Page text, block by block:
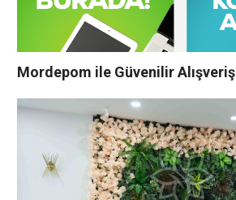
Mordepom ile Güvenilir Alışveriş